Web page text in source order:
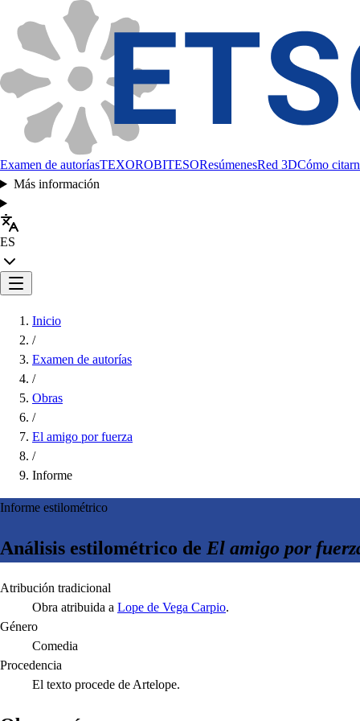
Examen de autoríasTEXOROBITESOResúmenesRed 3DCómo
Más información
ES
Inicio
/
Examen de autorías
/
Obras
/
El amigo por fuerza
/
Informe
Informe estilométrico
Análisis estilométrico de El amigo por
Atribución tradicional
Obra atribuida a Lope de Vega Carpio.
Género
Comedia
Procedencia
El texto procede de Artelope.